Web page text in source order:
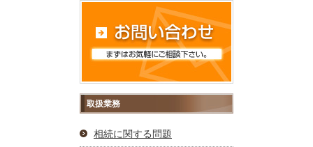
取扱業務
相続に関する問題